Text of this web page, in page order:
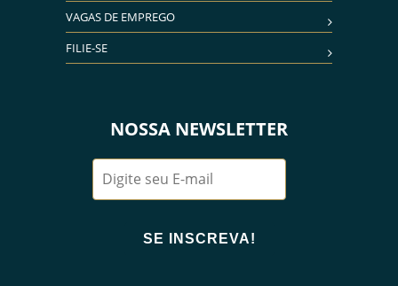
VAGAS DE EMPREGO
FILIE-SE
NOSSA NEWSLETTER